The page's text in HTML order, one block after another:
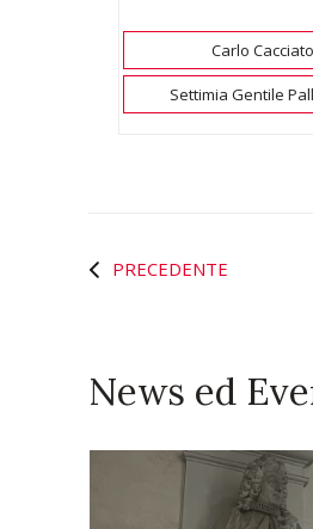
Carlo
Settimia Gentile
PRECEDENTE
News ed